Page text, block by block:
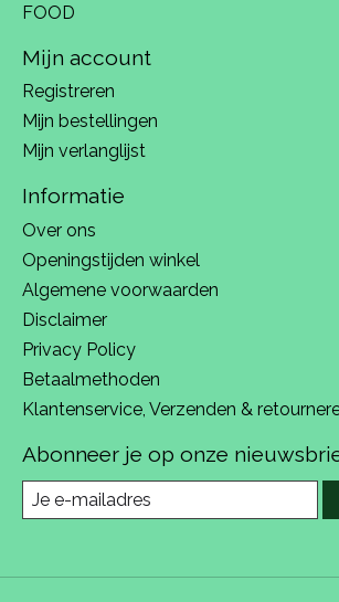
FOOD
Mijn account
Registreren
Mijn bestellingen
Mijn verlanglijst
Informatie
Over ons
Openingstijden winkel
Algemene voorwaarden
Disclaimer
Privacy Policy
Betaalmethoden
Klantenservice, Verzenden &
Abonneer je op onze